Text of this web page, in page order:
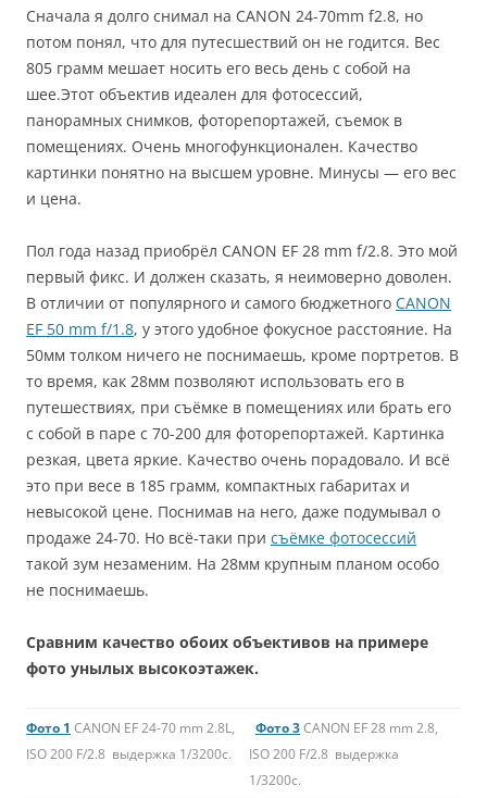
Сначала я долго снимал на CANON 24-70mm f2.8, но
потом понял, что для путесшествий он не годится. Вес
805 грамм мешает носить его весь день с собой на
шее.Этот объектив идеален для фотосессий,
панорамных снимков, фоторепортажей, съемок в
помещениях. Очень многофункционален. Качество
картинки понятно на высшем уровне. Минусы — его вес
и цена.
Пол года назад приобрёл CANON EF 28 mm f/2.8. Это мой
первый фикс. И должен сказать, я неимоверно доволен.
В отличии от популярного и самого бюджетного CANON
EF 50 mm f/1.8, у этого удобное фокусное расстояние. На
50мм толком ничего не поснимаешь, кроме портретов. В
то время, как 28мм позволяют использовать его в
путешествиях, при съёмке в помещениях или брать его
с собой в паре с 70-200 для фоторепортажей. Картинка
резкая, цвета яркие. Качество очень порадовало. И всё
это при весе в 185 грамм, компактных габаритах и
невысокой цене. Поснимав на него, даже подумывал о
продаже 24-70. Но всё-таки при съёмке фотосессий
такой зум незаменим. На 28мм крупным планом особо
не поснимаешь.
Сравним качество обоих объективов на примере
фото унылых высокоэтажек.
Фото 1 CANON EF 24-70 mm 2.8L,
ISO 200 F/2.8 выдержка 1/3200с.
Фото 3CANON EF 28 mm 2.8,
ISO 200 F/2.8 выдержка
1/3200с.